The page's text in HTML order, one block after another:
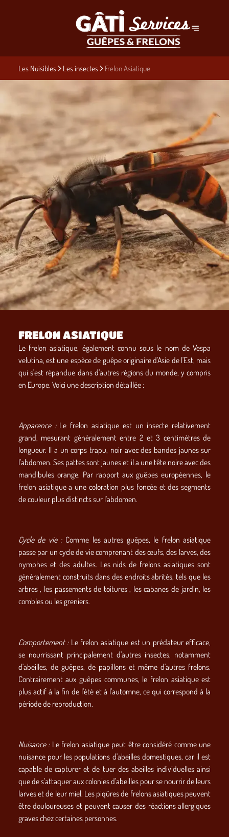
Les Nuisibles Les insectes Frelon Asiatique
FRELON ASIATIQUE
Le frelon asiatique, également connu sous le nom de Vespa
velutina, est une espèce de guêpe originaire d'Asie de l'Est, mais
qui s'est répandue dans d'autres régions du monde, y compris
en Europe. Voici une description détaillée :
Apparence :Le frelon asiatique est un insecte relativement
grand, mesurant généralement entre 2 et 3 centimètres de
longueur. Il a un corps trapu, noir avec des bandes jaunes sur
l'abdomen. Ses pattes sont jaunes et il a une tête noire avec des
mandibules orange. Par rapport aux guêpes européennes, le
frelon asiatique a une coloration plus foncée et des segments
de couleur plus distincts sur l'abdomen.
Cycle de vie : Comme les autres guêpes, le frelon asiatique
passe par un cycle de vie comprenant des œufs, des larves, des
nymphes et des adultes. Les nids de frelons asiatiques sont
généralement construits dans des endroits abrités, tels que les
arbres , les passements de toitures , les cabanes de jardin, les
combles ou les greniers.
Comportement : Le frelon asiatique est un prédateur efficace,
se nourrissant principalement d'autres insectes, notamment
d'abeilles, de guêpes, de papillons et même d'autres frelons.
Contrairement aux guêpes communes, le frelon asiatique est
plus actif à la fin de l'été et à l'automne, ce qui correspond à la
période de reproduction.
Nuisance : Le frelon asiatique peut être considéré comme une
nuisance pour les populations d'abeilles domestiques, car il est
capable de capturer et de tuer des abeilles individuelles ainsi
que de s'attaquer aux colonies d'abeilles pour se nourrir de leurs
larves et de leur miel. Les piqûres de frelons asiatiques peuvent
être douloureuses et peuvent causer des réactions allergiques
graves chez certaines personnes.